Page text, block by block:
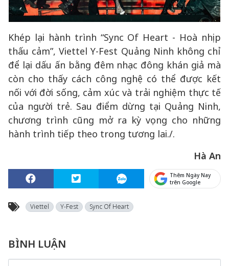
Khép lại hành trình “Sync Of Heart - Hoà nhịp
thấu cảm”, Viettel Y-Fest Quảng Ninh không chỉ
để lại dấu ấn bằng đêm nhạc đông khán giả mà
còn cho thấy cách công nghệ có thể được kết
nối với đời sống, cảm xúc và trải nghiệm thực tế
của người trẻ. Sau điểm dừng tại Quảng Ninh,
chương trình cũng mở ra kỳ vọng cho những
hành trình tiếp theo trong tương lai./.
Hà An
Thêm Ngày Nay
trên Google
Viettel Y-Fest Sync Of Heart
BÌNH LUẬN